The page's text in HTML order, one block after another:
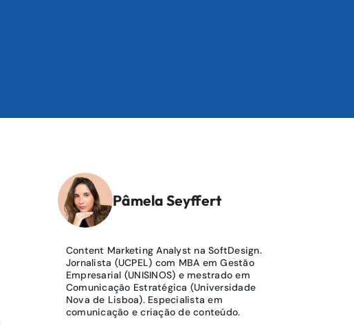
Pâmela Seyffert
Content Marketing Analyst na SoftDesign.
Jornalista (UCPEL) com MBA em Gestão
Empresarial (UNISINOS) e mestrado em
Comunicação Estratégica (Universidade
Nova de Lisboa). Especialista em
comunicação e criação de conteúdo.